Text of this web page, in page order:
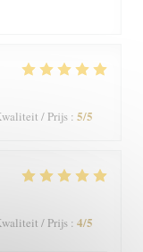
/ Prijs : 5/5
/ Prijs : 4/5